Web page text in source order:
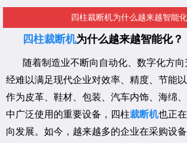
四柱裁断机为什么越来越智能
四柱裁断机为什么越来越智能化？
随着制造业不断向自动化、数字化方
经难以满足现代企业对效率、精度、节能以
作为皮革、鞋材、包装、汽车内饰、海绵
中广泛使用的重要设备，四柱裁断机也正
向发展。如今，越来越多的企业在采购设